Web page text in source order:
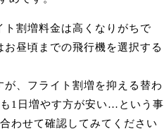
割増料金は高くなりがちで
昼頃までの飛行機を選択する
、フライト割増を抑える替わ
1日増やす方が安い…という事
わせて確認してみてください